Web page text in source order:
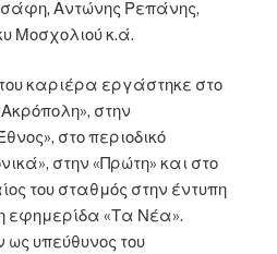
Αντώνης Ρεπάνης,
Μοσχολιού κ.ά.
καριέρα εργάστηκε στο
στην
στο περιοδικό
στην «Πρώτη» και στο
του σταθμός στην έντυπη
εφημερίδα «Τα Νέα».
υπεύθυνος του